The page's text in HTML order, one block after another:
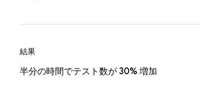
結果
半分の時間でテスト数が 30% 増加